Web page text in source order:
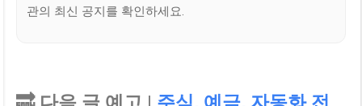
관의 최신 공지를 확인하세요.